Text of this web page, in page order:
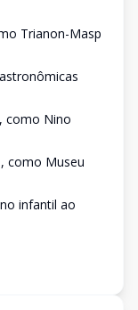
Trianon-Masp
como Nino
como Museu
infantil ao